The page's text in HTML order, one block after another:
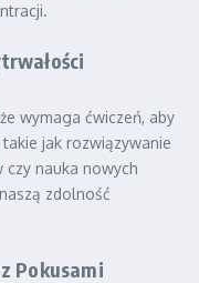
wymaga ćwiczeń, aby
takie jak rozwiązywanie
czy nauka nowych
zdolność
Pokusami